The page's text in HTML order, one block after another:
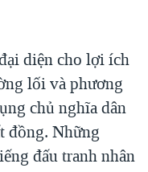
diện cho lợi ích
lối và phương
chủ nghĩa dân
đồng. Những
đấu tranh nhân